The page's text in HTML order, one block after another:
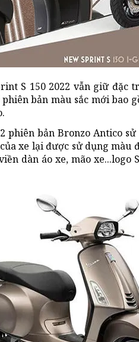
S 150 2022 vẫn giữ đặc
bản màu sắc mới bao
phiên bản Bronzo Antico
xe lại được sử dụng màu
dàn áo xe, mão